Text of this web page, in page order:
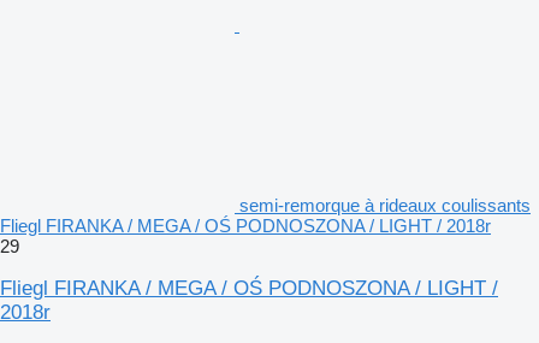
semi-remorque à rideaux coulissants
Fliegl FIRANKA / MEGA / OŚ PODNOSZONA / LIGHT / 2018r
29
Fliegl FIRANKA / MEGA / OŚ PODNOSZONA / LIGHT /
2018r